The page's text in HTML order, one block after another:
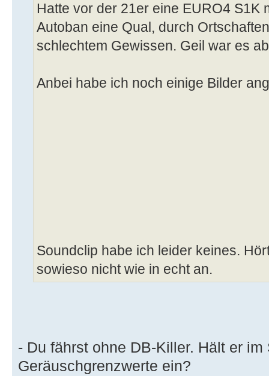
Hatte vor der 21er eine EURO4 S1K
Autoban eine Qual, durch
schlechtem Gewissen. Geil war es
Anbei habe ich noch einige Bilder
Soundclip habe ich leider keines.
sowieso nicht wie in echt an.
- Du fährst ohne DB-Killer. Hält er
Geräuschgrenzwerte ein?